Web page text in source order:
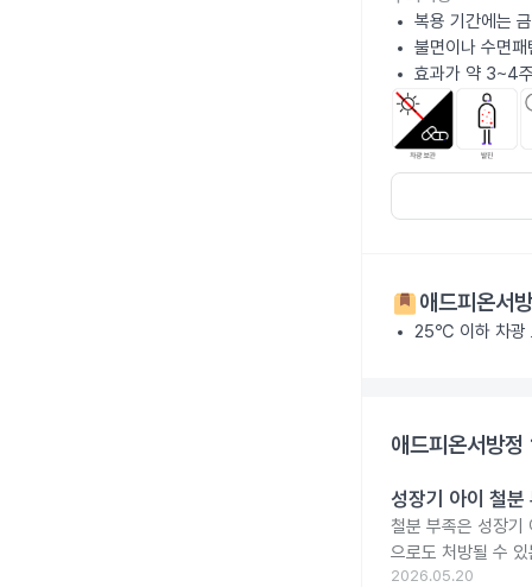
복용 기간에는
불면이나 수면
효과가 약 3~4
애드피온서
25℃ 이하 차광
애드피온서방
성장기 아이 철
철분 부족은 성장기
으로도 처방될 수
2026.05.20